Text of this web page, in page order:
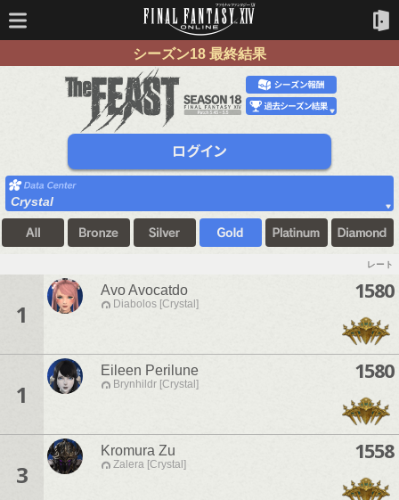
シーズン18 最終結果
Crystal
レート
1
Avo Avocatdo
Diabolos [Crystal]
1580
1
Eileen Perilune
Brynhildr [Crystal]
1580
3
Kromura Zu
Zalera [Crystal]
1558